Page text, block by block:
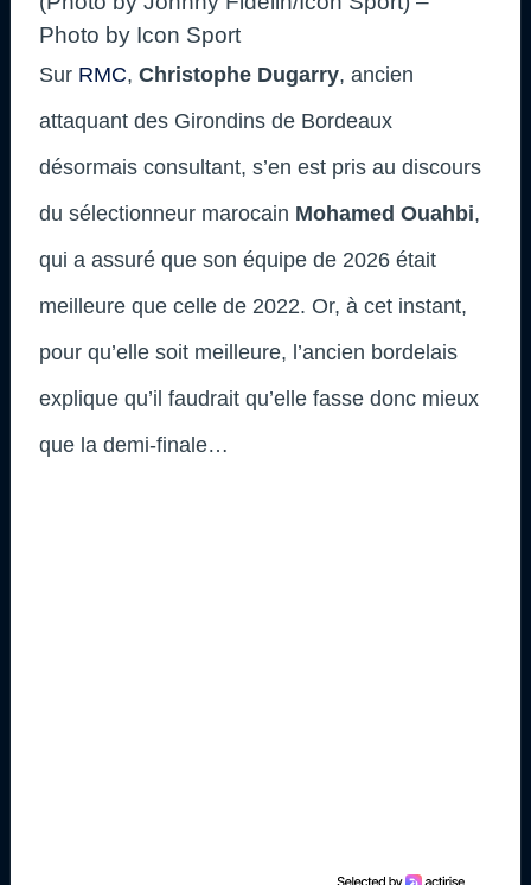
Photo by Icon Sport
Sur RMC, Christophe Dugarry, ancien
attaquant des Girondins de Bordeaux
désormais consultant, s’en est pris au discours
du sélectionneur marocain Mohamed Ouahbi,
qui a assuré que son équipe de 2026 était
meilleure que celle de 2022. Or, à cet instant,
pour qu’elle soit meilleure, l’ancien bordelais
explique qu’il faudrait qu’elle fasse donc mieux
que la demi-finale…